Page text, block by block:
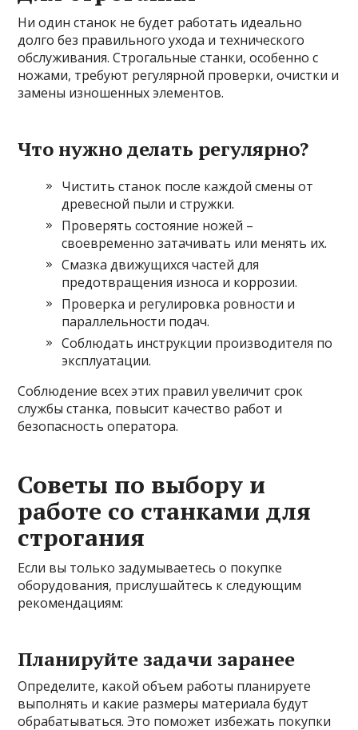
Ни один станок не будет работать идеально
долго без правильного ухода и технического
обслуживания. Строгальные станки, особенно с
ножами, требуют регулярной проверки, очистки и
замены изношенных элементов.
Что нужно делать регулярно?
Чистить станок после каждой смены от
древесной пыли и стружки.
Проверять состояние ножей –
своевременно затачивать или менять их.
Смазка движущихся частей для
предотвращения износа и коррозии.
Проверка и регулировка ровности и
параллельности подач.
Соблюдать инструкции производителя по
эксплуатации.
Соблюдение всех этих правил увеличит срок
службы станка, повысит качество работ и
безопасность оператора.
Советы по выбору и
работе со станками для
строгания
Если вы только задумываетесь о покупке
оборудования, прислушайтесь к следующим
рекомендациям:
Планируйте задачи заранее
Определите, какой объем работы планируете
выполнять и какие размеры материала будут
обрабатываться. Это поможет избежать покупки